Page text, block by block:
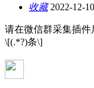
收藏2022-12-
请在微信群采集插
\[(.*?)条\]